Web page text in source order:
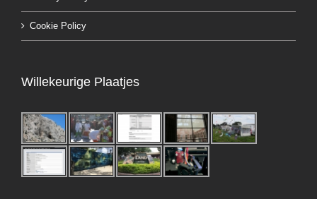
Cookie Policy
Willekeurige Plaatjes